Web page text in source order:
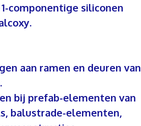
componentige siliconen
aan ramen en deuren van
bij prefab-elementen van
balustrade-elementen,